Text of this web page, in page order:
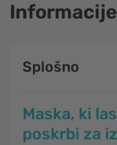
Splošno
Maska, ki
poskrbi za